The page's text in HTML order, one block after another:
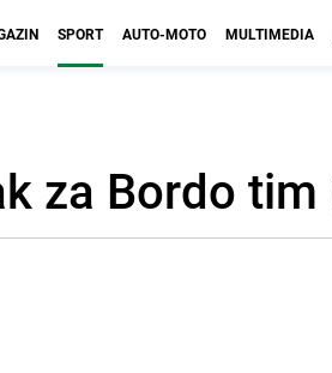
SPORT AUTO-MOTO MULTIMEDIA
za Bordo tim